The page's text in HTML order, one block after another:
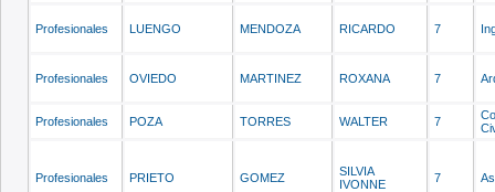
Profesionales LUENGO MENDOZA RICARDO 7
Profesionales OVIEDO MARTINEZ ROXANA 7
Profesionales POZA TORRES WALTER 7
Profesionales PRIETO GOMEZ
SILVIA
IVONNE
7